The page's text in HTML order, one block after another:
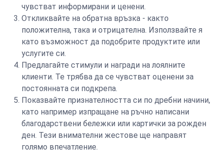
чувстват информирани и ценени.
Откликвайте на обратна връзка - както
положителна, така и отрицателна. Използвайте я
като възможност да подобрите продуктите или
услугите си.
Предлагайте стимули и награди на лоялните
клиенти. Те трябва да се чувстват оценени за
постоянната си подкрепа.
Показвайте признателността си по дребни начини,
като например изпращане на ръчно написани
благодарствени бележки или картички за рожден
ден. Тези внимателни жестове ще направят
голямо впечатление.